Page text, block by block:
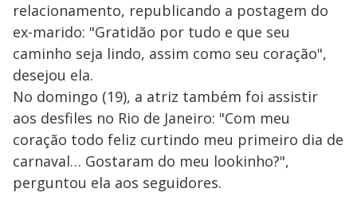
relacionamento, republicando a postagem do
ex-marido: "Gratidão por tudo e que seu
caminho seja lindo, assim como seu coração",
desejou ela.
No domingo (19), a atriz também foi assistir
aos desfiles no Rio de Janeiro: "Com meu
coração todo feliz curtindo meu primeiro dia de
carnaval… Gostaram do meu lookinho?",
perguntou ela aos seguidores.